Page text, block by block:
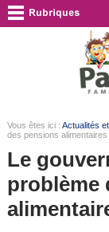
Vous êtes ici : Actualités
des pensions
Le
problème